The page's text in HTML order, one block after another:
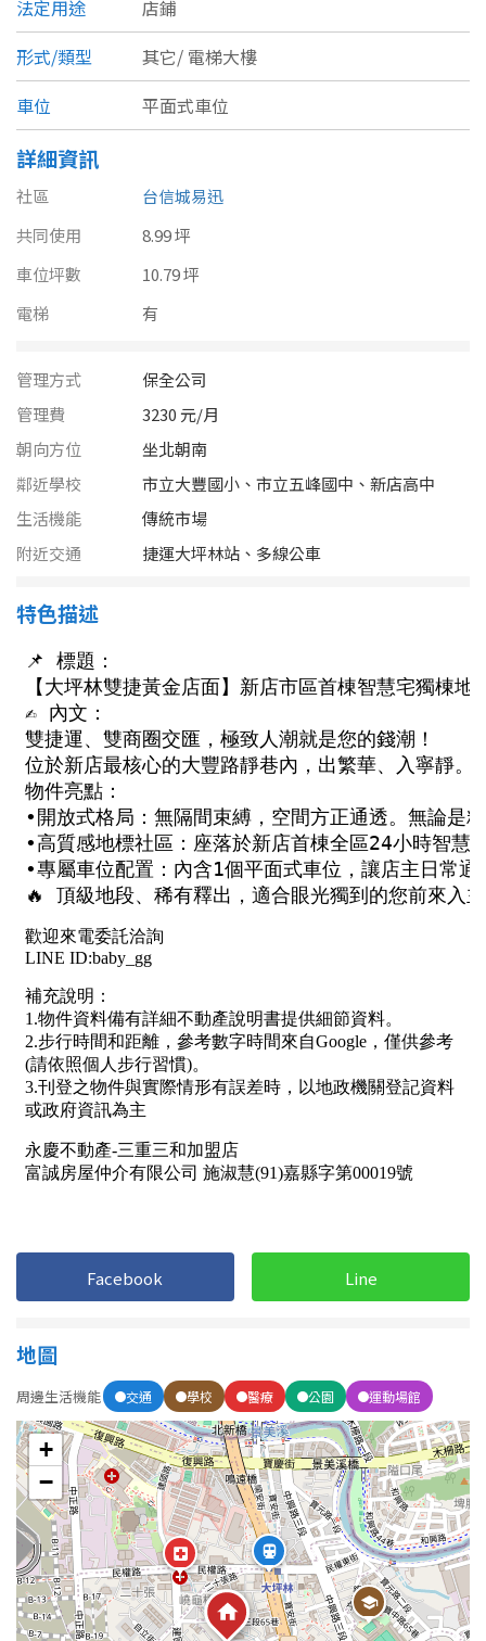
苗栗縣
台中市
彰化縣
南投縣
雲林縣
嘉義市
台南市
澎湖縣
屏東縣
金門連江
農舍 辦公 店面 工廠
坪數
20~30 坪
60~70 坪
~ 坪
不拘
1樓 2樓
3樓 4樓
5~10樓
21樓以上
~ 樓
不拘
1房
2房 3房
20-30 年 30-40 年
40 年以上
售價
法定用途
店鋪
形式/類型
其它/ 電梯大樓
車位
平面式車位
詳細資訊
社區
台信城易迅
共同使用
8.99 坪
車位坪數
10.79 坪
電梯
有
管理方式
保全公司
管理費
3230 元/月
朝向方位
坐北朝南
鄰近學校
市立大豐國小、市立五峰國中、新店高中
生活機能
傳統市場
附近交通
捷運大坪林站、多線公車
特色描述
Facebook Line
地圖
周邊生活機能 交通 學校 醫療 公園 運動場館
+
−